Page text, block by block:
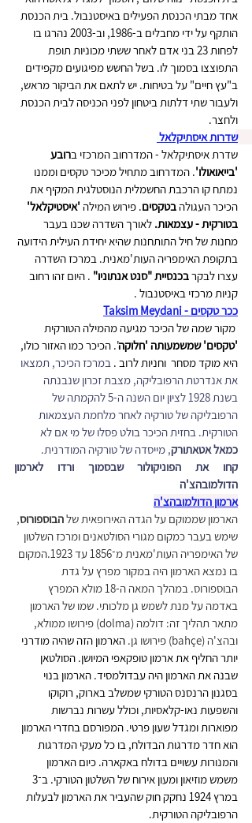
אחד מבתי הכנסת הפעילים באיסטנבול. בית הכנסת
הותקף על ידי מחבלים ב-1986, וב-2003 נהרגו בו
לפחות 23 בני אדם לאחר ששתי מכוניות תופת
התפוצצו בסמוך לו. בשל החשש מפיגועים מקפידים
ב"עץ חיים" על בטיחות. יש לתאם את הביקור מראש,
ולעבור שתי דלתות ביטחון לפני הכניסה לבית הכנסת
ולחצר.
שדרות איסתיקלאל
שדרת איסתיקלאל - המדרחוב המרכזי ברובע
'בייאואולו'. המדרחוב מתחיל מכיכר טקסים וממנו
נמתח קו הרכבת החשמלית הנוסטלגית המקיף את
הכיכר העגולה בטקסים. פירוש המילה 'איסטיקלאל'
בטורקית - עצמאות. לאורך השדרה שכנו בעבר
מחנות של חיל התותחנות שהיא יחידת העילית הידועה
בתקופת האימפריה העות'מאנית. במרכז השדרה
עצרו לבקר בכנסיית "סנט אנתוניו" . היום זהו רחוב
קניות מרכזי באיסטנבול .
ככר טקסים - Taksim Meydani
'טקסים' שמשמעותה 'חלוקה'. הכיכר כמו האזור כולו,
היא מוקד מסחר  וחניות לרוב . במרכז הכיכר, תמצאו
את אנדרטת הרפובליקה, מצבת זכרון שנבנתה
בשנת 1928 לציון יום השנה ה-5 להקמתה של
הרפובליקה של טורקיה לאחר מלחמת העצמאות
הטורקית. בחזית הכיכר בולט פסלו של מי אם לא
כמאל אטאתורק, מייסדה של טורקיה המודרנית.
הדולמובהצ'ה
ארמון הדולמובהצ'ה
הארמון שממוקם על הגדה האירופאית של הבוספורוס,
שימש בעבר כמקום מגורי הסולטאנים ומרכז השלטון
של האימפריה העות'מאנית מ־1856 עד 1923.המקום
בו נמצא הארמון היה במקור מפרץ על גדת
הבוספורוס. במהלך המאה ה-18 מולא המפרץ
באדמה על מנת לשמש גן מלכותי. שמו של הארמון
מתאר תהליך זה: דולמה (dolma) פירושו ממולא,
ובהצ'ה (bahçe) פירושו גן.
הארמון הזה שהיה מודרני
יותר החליף את ארמון טופקאפי המיושן. הסולטאן
שבנה את הארמון היה עבדולמסיד. הארמון בנוי
בסגנון הרנסנס הטורקי שמשלב בארוק, רוקוקו
והשפעות נאו-קלאסיות, וכולל עשרות נברשות
מפוארות ומגדל שעון פרטי. המפורסם בחדרי הארמון
הוא חדר מדרגות הבדולח, בו כל מעקי המדרגות
והמנורות עשויים בדולח באקארה. כיום הארמון
במרץ 1924 נחקק חוק שהעביר את הארמון לבעלות
הרפובליקה הטורקית.